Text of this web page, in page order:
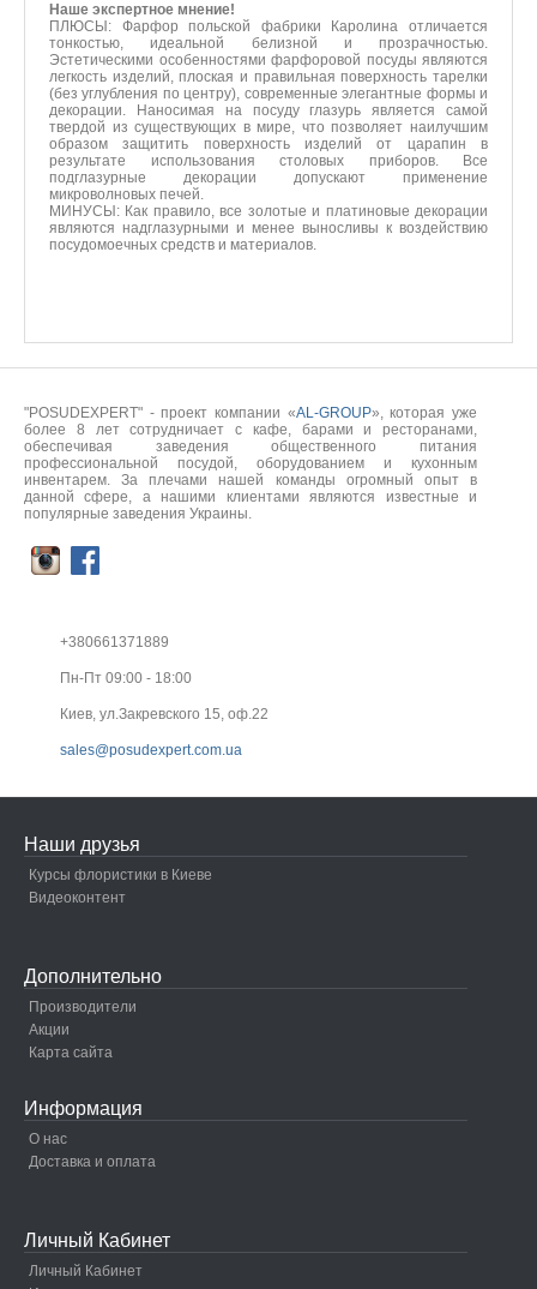
Наше экспертное мнение!
ПЛЮСЫ: Фарфор польской фабрики Каролина отличается
тонкостью, идеальной белизной и прозрачностью.
Эстетическими особенностями фарфоровой посуды являются
легкость изделий, плоская и правильная поверхность тарелки
(без углубления по центру), современные элегантные формы и
декорации. Наносимая на посуду глазурь является самой
твердой из существующих в мире, что позволяет наилучшим
образом защитить поверхность изделий от царапин в
результате использования столовых приборов. Все
подглазурные декорации допускают применение
микроволновых печей.
МИНУСЫ: Как правило, все золотые и платиновые декорации
являются надглазурными и менее выносливы к воздействию
посудомоечных средств и материалов.
"POSUDEXPERT" - проект компании «AL-GROUP», которая уже
более 8 лет сотрудничает с кафе, барами и ресторанами,
обеспечивая заведения общественного питания
профессиональной посудой, оборудованием и кухонным
инвентарем. За плечами нашей команды огромный опыт в
данной сфере, а нашими клиентами являются известные и
популярные заведения Украины.
+380661371889
Пн-Пт 09:00 - 18:00
Киев, ул.Закревского 15, оф.22
sales@posudexpert.com.ua
Наши друзья
Курсы флористики в Киеве
Видеоконтент
Дополнительно
Производители
Акции
Карта сайта
Информация
О нас
Доставка и оплата
Личный Кабинет
Личный Кабинет